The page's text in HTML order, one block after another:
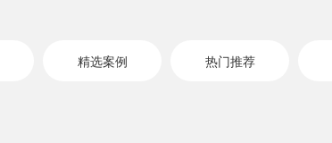
精选案例 热门推荐